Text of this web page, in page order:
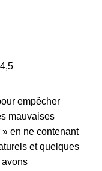
empêcher
mauvaises
en ne contenant
et quelques
avons